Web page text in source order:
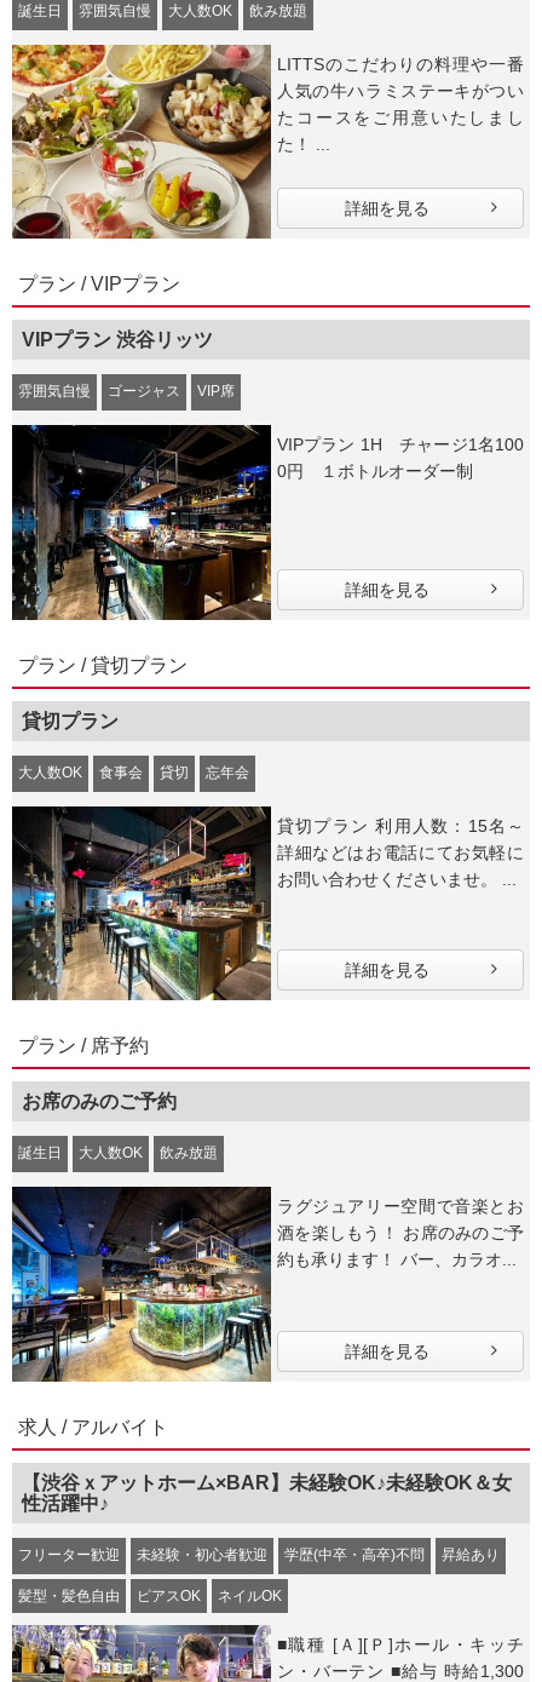
誕生日 雰囲気自慢 大人数OK 飲み放題
LITTSのこだわりの料理や一番
人気の牛ハラミステーキがつい
たコースをご用意いたしまし
た！ ...
詳細を見る
プラン / VIPプラン
VIPプラン 渋谷リッツ
雰囲気自慢 ゴージャス VIP席
VIPプラン 1H チャージ1名100
0円 １ボトルオーダー制
詳細を見る
プラン / 貸切プラン
貸切プラン
大人数OK 食事会 貸切 忘年会
貸切プラン 利用人数：15名～
詳細などはお電話にてお気軽に
詳細を見る
プラン / 席予約
お席のみのご予約
誕生日 大人数OK 飲み放題
ラグジュアリー空間で音楽とお
酒を楽しもう！ お席のみのご予
約も承ります！ バー、カラオ...
詳細を見る
求人 / アルバイト
【渋谷ｘアットホーム×BAR】未経験OK♪未経験OK＆女
性活躍中♪
フリーター歓迎 未経験・初心者歓迎 学歴(中卒・高卒)不問 昇給あり
髪型・髪色自由 ピアスOK ネイルOK
■職種 [Ａ][Ｐ]ホール・キッチ
ン・バーテン ■給与 時給1,300